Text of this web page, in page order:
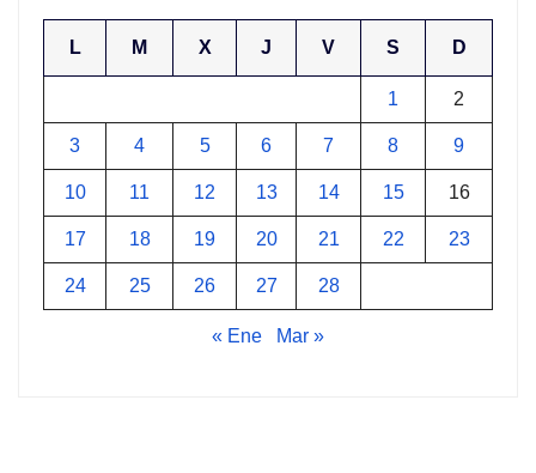
L M X J V S D
1 2
3 4 5 6 7 8 9
10 11 12 13 14 15 16
17 18 19 20 21 22 23
24 25 26 27 28
« Ene Mar »